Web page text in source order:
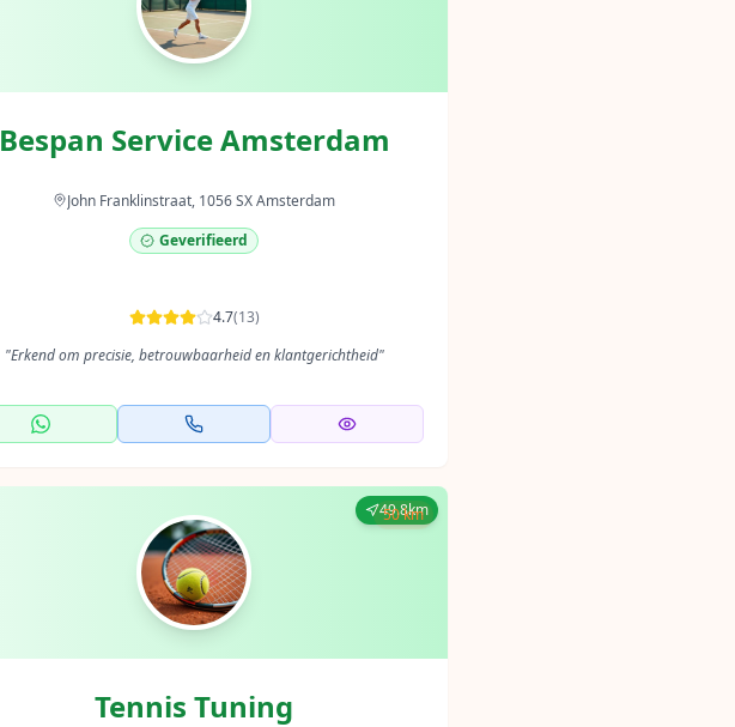
Bespan Service Amsterdam
John Franklinstraat, 1056 SX Amsterdam
Geverifieerd
4.7(13)
"Erkend om precisie, betrouwbaarheid en klantgerichtheid"
49.8km
Tennis Tuning
50 km